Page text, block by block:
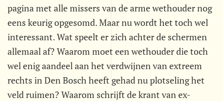
pagina met alle missers van de arme wethouder nog
eens keurig opgesomd. Maar nu wordt het toch wel
interessant. Wat speelt er zich achter de schermen
allemaal af? Waarom moet een wethouder die toch
wel enig aandeel aan het verdwijnen van extreem
rechts in Den Bosch heeft gehad nu plotseling het
veld ruimen? Waarom schrijft de krant van ex-